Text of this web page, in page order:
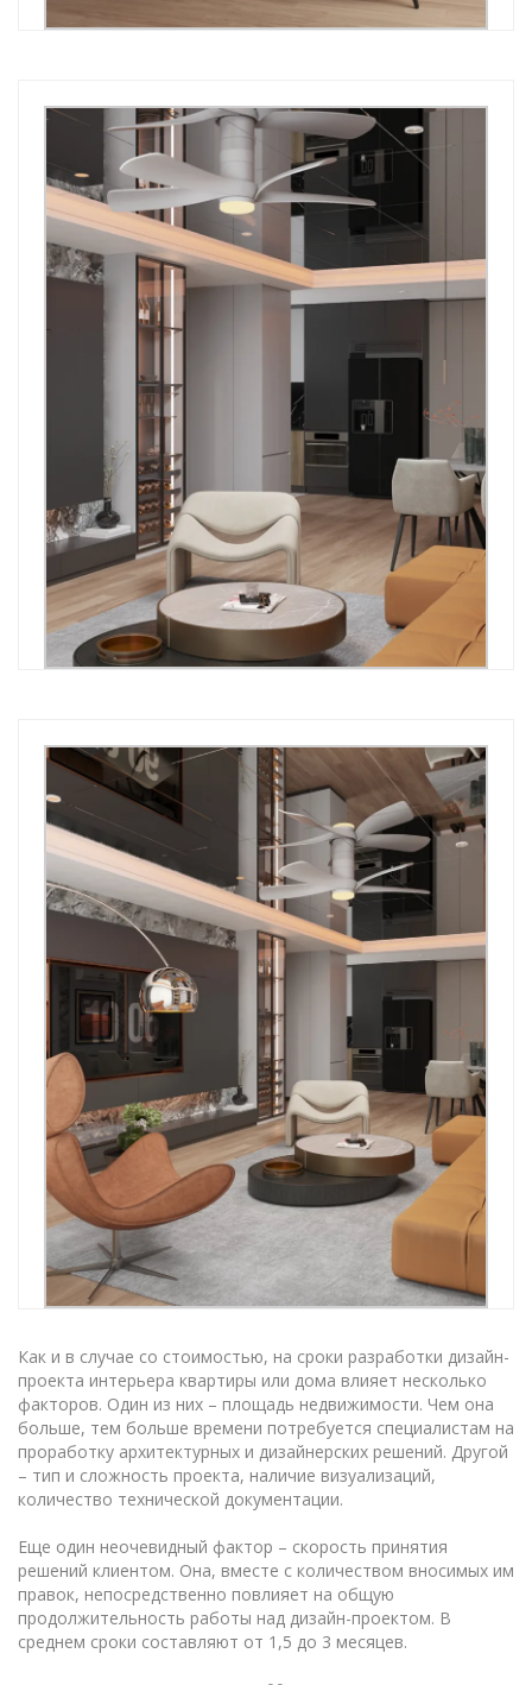
Как и в случае со стоимостью, на сроки разработки дизайн-
проекта интерьера квартиры или дома влияет несколько
факторов. Один из них – площадь недвижимости. Чем она
больше, тем больше времени потребуется специалистам на
проработку архитектурных и дизайнерских решений. Другой
– тип и сложность проекта, наличие визуализаций,
количество технической документации.
Еще один неочевидный фактор – скорость принятия
решений клиентом. Она, вместе с количеством вносимых им
правок, непосредственно повлияет на общую
продолжительность работы над дизайн-проектом. В
среднем сроки составляют от 1,5 до 3 месяцев.